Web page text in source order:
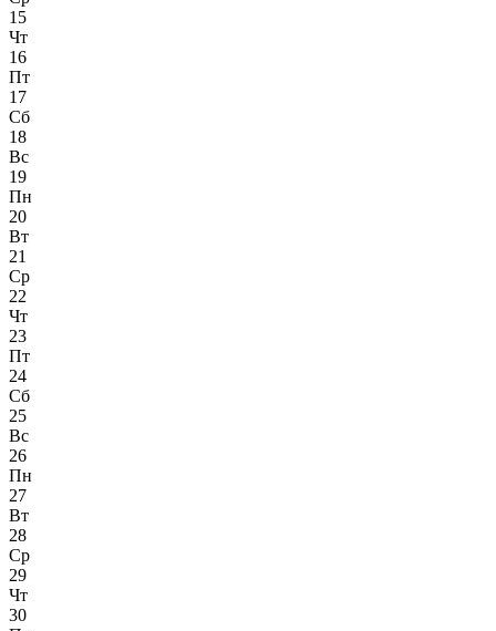
15
Чт
16
Пт
17
Сб
18
Вс
19
Пн
20
Вт
21
Ср
22
Чт
23
Пт
24
Сб
25
Вс
26
Пн
27
Вт
28
Ср
29
Чт
30